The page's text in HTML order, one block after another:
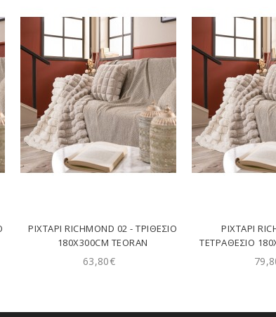
ΡΙΧΤΆΡΙ RICHMOND 02 - ΤΡΙΘΈΣΙΟ
180X300CM TEORAN
63,80€
ΡΙΧΤΆΡΙ
ΤΕΤΡΑΘΈΣΙΟ